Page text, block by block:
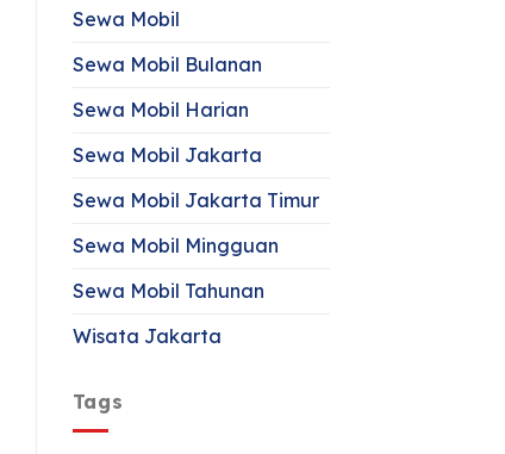
Sewa Mobil
Sewa Mobil Bulanan
Sewa Mobil Harian
Sewa Mobil Jakarta
Sewa Mobil Jakarta Timur
Sewa Mobil Mingguan
Sewa Mobil Tahunan
Wisata Jakarta
Tags